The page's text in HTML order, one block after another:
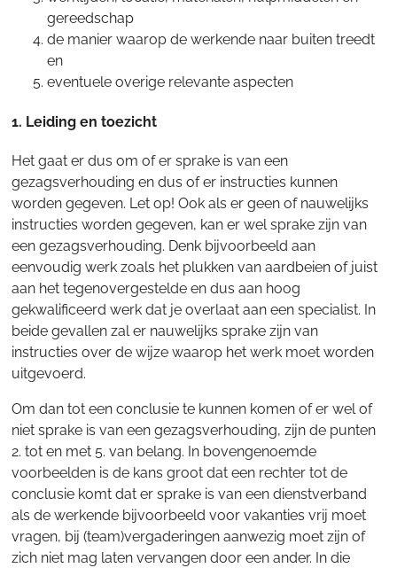
gereedschap
de manier waarop de werkende naar buiten treedt
en
eventuele overige relevante aspecten
1. Leiding en toezicht
Het gaat er dus om of er sprake is van een
gezagsverhouding en dus of er instructies kunnen
worden gegeven. Let op! Ook als er geen of nauwelijks
instructies worden gegeven, kan er wel sprake zijn van
een gezagsverhouding. Denk bijvoorbeeld aan
eenvoudig werk zoals het plukken van aardbeien of juist
aan het tegenovergestelde en dus aan hoog
gekwalificeerd werk dat je overlaat aan een specialist. In
beide gevallen zal er nauwelijks sprake zijn van
instructies over de wijze waarop het werk moet worden
uitgevoerd.
Om dan tot een conclusie te kunnen komen of er wel of
niet sprake is van een gezagsverhouding, zijn de punten
2. tot en met 5. van belang. In bovengenoemde
voorbeelden is de kans groot dat een rechter tot de
conclusie komt dat er sprake is van een dienstverband
als de werkende bijvoorbeeld voor vakanties vrij moet
vragen, bij (team)vergaderingen aanwezig moet zijn of
zich niet mag laten vervangen door een ander. In die